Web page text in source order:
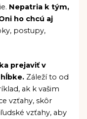
Nepatria k tým,
ho chcú aj
postupy,
prejaviť v
Záleží to od
ak k vašim
vzťahy, skôr
vzťahy, aby